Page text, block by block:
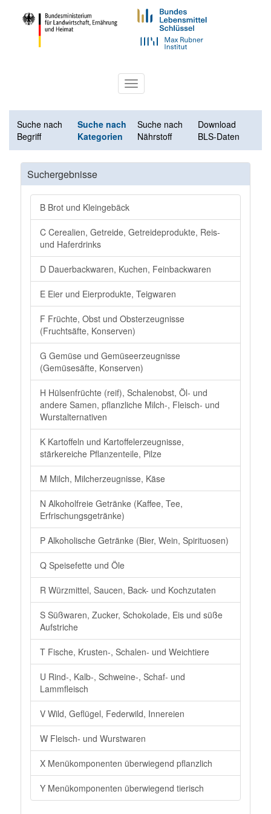
Toggle
navigation
Suche nach
Begriff
Suche nach
Kategorien
Suche nach
Nährstoff
Download
BLS-Daten
Suchergebnisse
B Brot und Kleingebäck
C Cerealien, Getreide, Getreideprodukte, Reis-
und Haferdrinks
D Dauerbackwaren, Kuchen, Feinbackwaren
E Eier und Eierprodukte, Teigwaren
F Früchte, Obst und Obsterzeugnisse
(Fruchtsäfte, Konserven)
G Gemüse und Gemüseerzeugnisse
(Gemüsesäfte, Konserven)
H Hülsenfrüchte (reif), Schalenobst, Öl- und
andere Samen, pflanzliche Milch-, Fleisch- und
Wurstalternativen
K Kartoffeln und Kartoffelerzeugnisse,
stärkereiche Pflanzenteile, Pilze
M Milch, Milcherzeugnisse, Käse
N Alkoholfreie Getränke (Kaffee, Tee,
Erfrischungsgetränke)
P Alkoholische Getränke (Bier, Wein, Spirituosen)
Q Speisefette und Öle
R Würzmittel, Saucen, Back- und Kochzutaten
S Süßwaren, Zucker, Schokolade, Eis und süße
Aufstriche
T Fische, Krusten-, Schalen- und Weichtiere
U Rind-, Kalb-, Schweine-, Schaf- und
Lammfleisch
V Wild, Geflügel, Federwild, Innereien
W Fleisch- und Wurstwaren
X Menükomponenten überwiegend pflanzlich
Y Menükomponenten überwiegend tierisch